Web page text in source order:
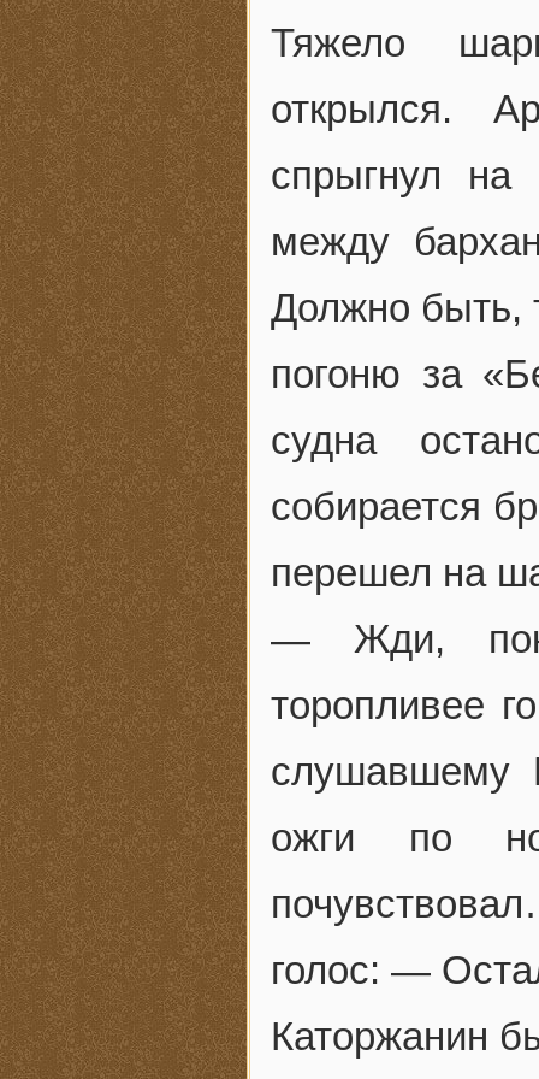
Тяжело
открылся.
спрыгнул на
между
Должно быть,
погоню за
судна
собирается
перешел на
— Жди,
торопливее
слушавшему
ожги по
голос: —
Каторжанин